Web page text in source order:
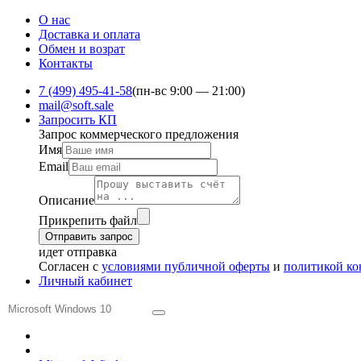
О нас
Доставка и оплата
Обмен и ​возрат
Контакты
7 (499) 495-41-58(пн-вс 9:00 — 21:00)
mail@soft.sale
Запросить КП
Запрос коммерческого предложения
Имя
Email
Описание
Прикрепить файл
Отправить запрос
идет отправка
Согласен с условиями публичной оферты и политикой
Личный кабинет